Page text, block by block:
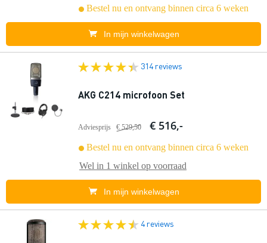
Bestel nu en ontvang binnen circa 6 weken
In mijn winkelwagen
314 reviews
AKG C214 microfoon Set
Adviesprijs € 529,50 € 516,-
Bestel nu en ontvang binnen circa 6 weken
Wel in 1 winkel op voorraad
In mijn winkelwagen
4 reviews